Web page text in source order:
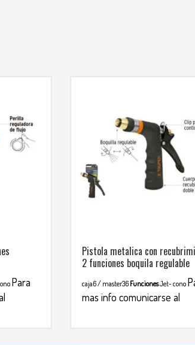
Para
Pistola metalica con
2 funciones boquila regulable
caja6 / master36 FuncionesJet- cono
mas info comunicarse al